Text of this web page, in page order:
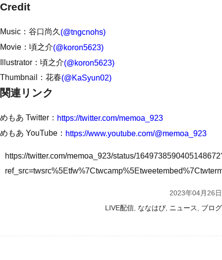
Credit
Music：谷口尚久 (@tngcnohs)
Movie：頃之介(@koron5623)
Illustrator：頃之介(@koron5623)
Thumbnail：花春(@KaSyun02)
関連リンク
めもあ Twitter： https://twitter.com/memoa_923
めもあ YouTube： https://www.youtube.com/@memoa_923
https://twitter.com/memoa_923/status/
2023年04月26日
LIVE配信 ななはぴ, ニュース ブログ